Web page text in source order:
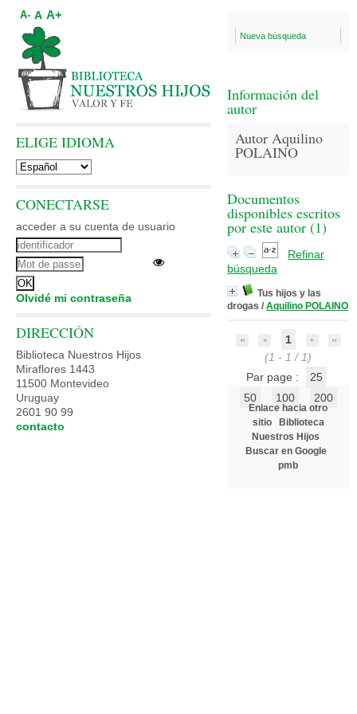
Nueva búsqueda
Información del
autor
Autor Aquilino
POLAINO
Documentos
disponibles escritos
por este autor (1)
Refinar
búsqueda
Tus hijos y las
drogas / Aquilino POLAINO
1
(1 - 1 / 1)
Par page :
25
50
100 200
Enlace hacia otro
sitio
Biblioteca
Nuestros Hijos
Buscar en Google
pmb
A- A A+
ELIGE IDIOMA
CONECTARSE
acceder a su cuenta de usuario
Olvidé mi contraseña
DIRECCIÓN
Biblioteca Nuestros Hijos
Miraflores 1443
11500 Montevideo
Uruguay
2601 90 99
contacto